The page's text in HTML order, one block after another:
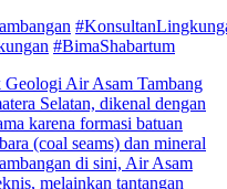
#BimaShabartum